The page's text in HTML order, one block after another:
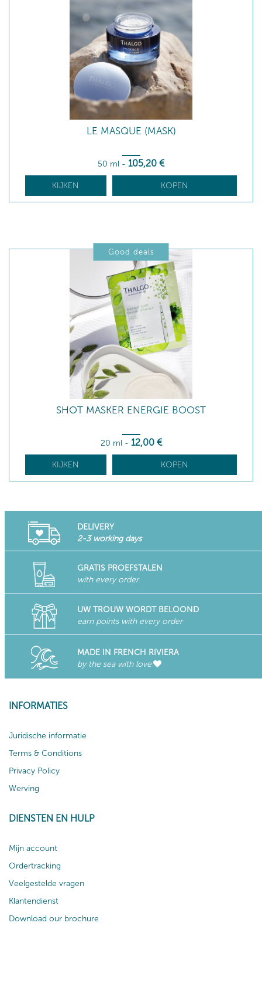
LE MASQUE (MASK)
50 ml - 105,20 €
KIJKEN KOPEN
Good deals
SHOT MASKER ENERGIE BOOST
20 ml - 12,00 €
KIJKEN KOPEN
DELIVERY
2-3 working days
GRATIS PROEFSTALEN
with every order
UW TROUW WORDT BELOOND
earn points with every order
MADE IN FRENCH RIVIERA
by the sea with love
INFORMATIES
Juridische informatie
Terms & Conditions
Privacy Policy
Werving
DIENSTEN EN HULP
Mijn account
Ordertracking
Veelgestelde vragen
Klantendienst
Download our brochure